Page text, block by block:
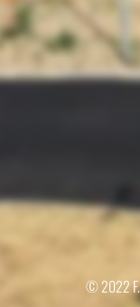
© 2022